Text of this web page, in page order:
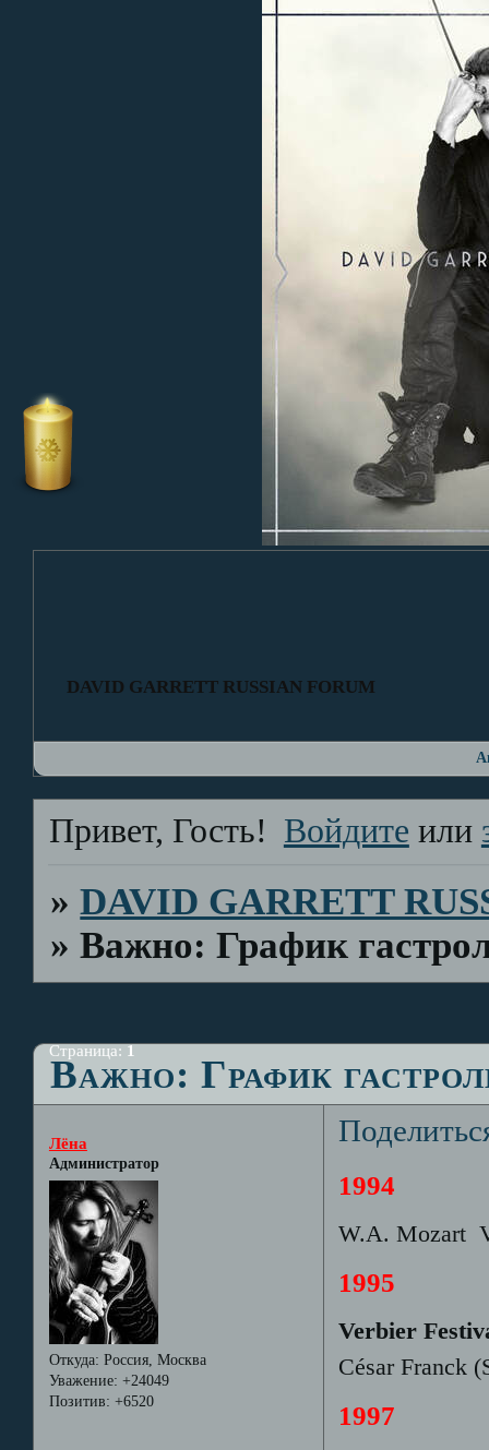
DAVID GARRETT RUSSIAN FORUM
Привет, Гость! Войдите или
»DAVID GARRETT
»Важно: График
Важно: График
Страница:1
Лёна
Администратор
Откуда: Россия, Москва
Уважение: +24049
Позитив: +6520
1994
W.A. Mozart
1995
Verbier
César Franck
1997